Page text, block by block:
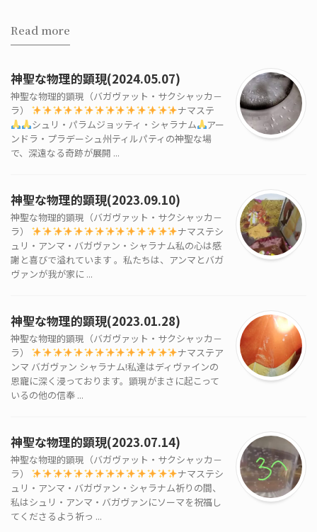
Read more
神聖な物理的顕現(2024.05.07)
神聖な物理的顕現（バガヴァット・サクシャッカ－
ラ）
ナマステ
シュリ・パラムジョッティ・シャラナム
アー
ンドラ・プラデーシュ州ティルパティの神聖な場
で、深遠なる奇跡が展開 ...
神聖な物理的顕現(2023.09.10)
神聖な物理的顕現（バガヴァット・サクシャッカ－
ラ）
ナマステシ
ュリ・アンマ・バガヴァン・シャラナム私の心は感
謝と喜びで溢れています 。私たちは、アンマとバガ
ヴァンが我が家に ...
神聖な物理的顕現(2023.01.28)
神聖な物理的顕現（バガヴァット・サクシャッカ－
ラ）
ナマステア
ンマ バガヴァン シャラナム!私達はディヴァインの
恩寵に深く浸っております。顕現がまさに起こって
いるの他の信奉 ...
神聖な物理的顕現(2023.07.14)
神聖な物理的顕現（バガヴァット・サクシャッカ－
ラ）
ナマステシ
ュリ・アンマ・バガヴァン・シャラナム祈りの間、
私はシュリ・アンマ・バガヴァンにソーマを祝福し
てくださるよう祈っ ...